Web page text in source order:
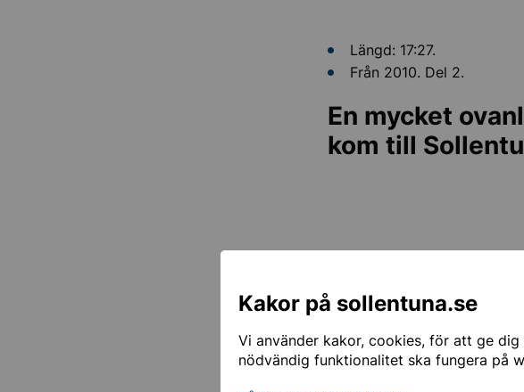
Kakor på sollentuna.se
Vi använder kakor, cookies, för att ge
nödvändig funktionalitet ska fungera på
Längd: 17:27.
Från 2010. Del 2.
En mycket
kom till